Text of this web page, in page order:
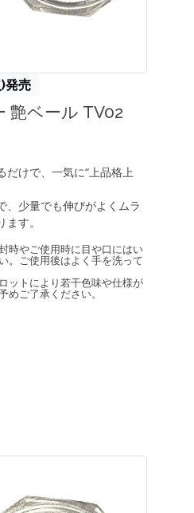
発売
艶ベール TV02
だけで、一気に“上品格上
、少量でも伸びがよくムラ
す。
時やご使用時に目や口にはい
。ご使用後はよく手を洗って
ットにより若干色味や仕様が
めご了承ください。